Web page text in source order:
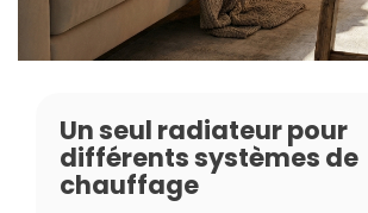
Un seul radiateur pour
différents systèmes de
chauffage